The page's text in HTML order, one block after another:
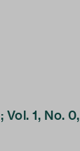
1, No. 0,